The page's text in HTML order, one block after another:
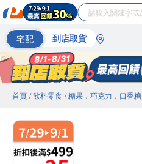
宅配 到店取貨
首頁 / 飲料零食 / 糖果．巧克力．口香糖